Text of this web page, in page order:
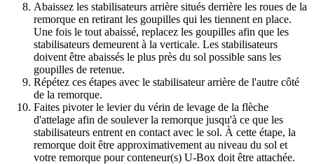
Abaissez les stabilisateurs arrière situés derrière les roues de la
remorque en retirant les goupilles qui les tiennent en place.
Une fois le tout abaissé, replacez les goupilles afin que les
stabilisateurs demeurent à la verticale. Les stabilisateurs
doivent être abaissés le plus près du sol possible sans les
goupilles de retenue.
Répétez ces étapes avec le stabilisateur arrière de l'autre côté
de la remorque.
Faites pivoter le levier du vérin de levage de la flèche
d'attelage afin de soulever la remorque jusqu'à ce que les
stabilisateurs entrent en contact avec le sol. À cette étape, la
remorque doit être approximativement au niveau du sol et
votre remorque pour conteneur(s) U-Box doit être attachée.